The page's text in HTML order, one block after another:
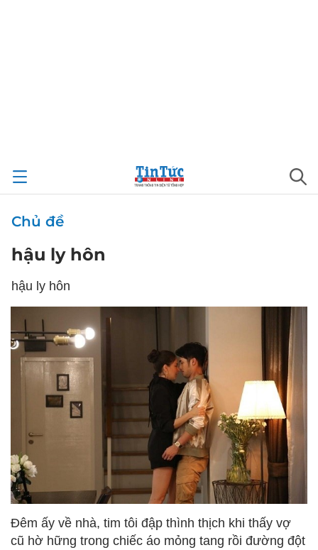
Chủ đề
hậu ly hôn
hậu ly hôn
Đêm ấy về nhà, tim tôi đập thình thịch khi thấy vợ
cũ hờ hững trong chiếc áo mỏng tang rồi đường đột